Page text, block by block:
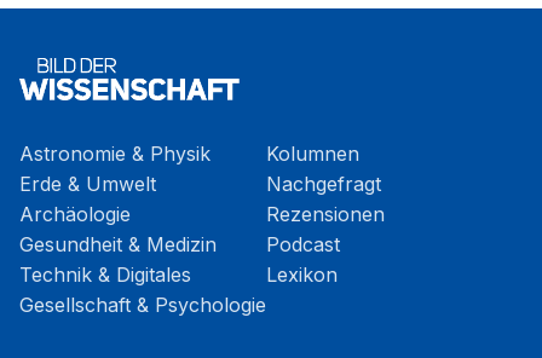
Astronomie & Physik
Erde & Umwelt
Archäologie
Gesundheit & Medizin
Technik & Digitales
Gesellschaft & Psychologie
Kolumnen
Nachgefragt
Rezensionen
Podcast
Lexikon